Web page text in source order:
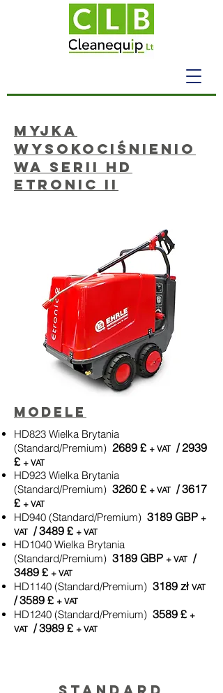
Myjka
wysokociśnienio
wa serii HD
Etronic II
Modele
HD823 Wielka Brytania
(Standard/Premium) 2689 £ + VAT / 2939
£ + VAT
HD923 Wielka Brytania
(Standard/Premium) 3260 £ + VAT / 3617
£ + VAT
HD940 (Standard/Premium) 3189 GBP +
VAT / 3489 £ + VAT
HD1040 Wielka Brytania
(Standard/Premium) 3189 GBP + VAT /
3489 £ + VAT
HD1140 (Standard/Premium) 3189 zł VAT
/ 3589 £ + VAT
HD1240 (Standard/Premium) 3589 £ +
VAT / 3989 £ + VAT